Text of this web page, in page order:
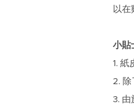
以在
小貼
1. 紙
2.
3.